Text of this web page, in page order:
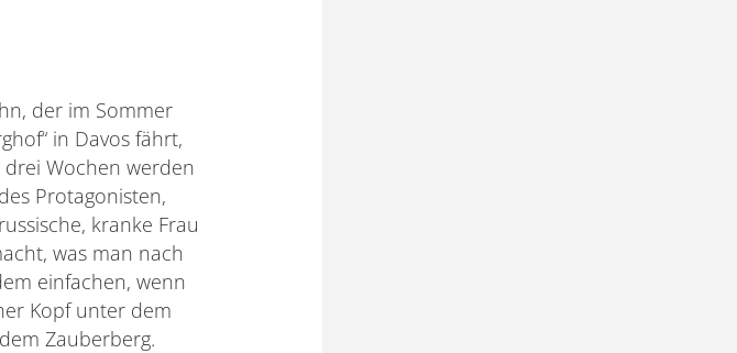
der im Sommer
in Davos fährt,
Wochen werden
Protagonisten,
kranke Frau
was man nach
einfachen, wenn
Kopf unter dem
Zauberberg.